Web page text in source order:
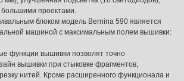
большими проектами.
блоком модель Bernina 590 является
машиной с максимальным полем вышивки:
функции вышивки позволят точно
вышивки при стыковке фрагментов,
нитей. Кроме расширенного функционала и